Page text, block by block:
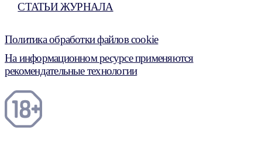
СТАТЬИ ЖУРНАЛА
Политика обработки файлов cookie
На информационном ресурсе применяются
рекомендательные технологии